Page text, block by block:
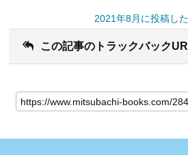
2021年8月に投稿し
この記事のトラックバック